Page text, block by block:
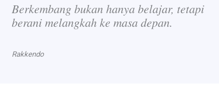
Berkembang bukan hanya belajar, tetapi
berani melangkah ke masa depan.
Rakkendo